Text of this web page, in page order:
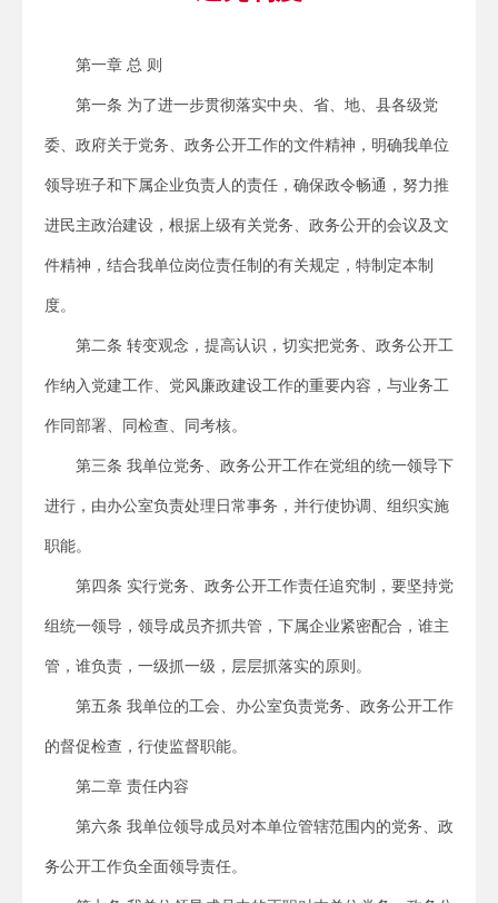
第一章 总 则
第一条 为了进一步贯彻落实中央、省、地、县各级党
委、政府关于党务、政务公开工作的文件精神，明确我单位
领导班子和下属企业负责人的责任，确保政令畅通，努力推
进民主政治建设，根据上级有关党务、政务公开的会议及文
件精神，结合我单位岗位责任制的有关规定，特制定本制
度。
第二条 转变观念，提高认识，切实把党务、政务公开工
作纳入党建工作、党风廉政建设工作的重要内容，与业务工
作同部署、同检查、同考核。
第三条 我单位党务、政务公开工作在党组的统一领导下
进行，由办公室负责处理日常事务，并行使协调、组织实施
职能。
第四条 实行党务、政务公开工作责任追究制，要坚持党
组统一领导，领导成员齐抓共管，下属企业紧密配合，谁主
管，谁负责，一级抓一级，层层抓落实的原则。
第五条 我单位的工会、办公室负责党务、政务公开工作
的督促检查，行使监督职能。
第二章 责任内容
第六条 我单位领导成员对本单位管辖范围内的党务、政
务公开工作负全面领导责任。